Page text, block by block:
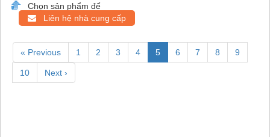
Chọn sản phẩm để
Liên hệ nhà cung cấp
« Previous 1 2 3 4 5 6 7 8 9
10 Next ›